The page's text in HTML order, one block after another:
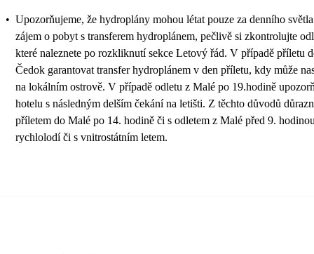
• Upozorňujeme, že hydroplány mohou létat pouze za denního
zájem o pobyt s transferem hydroplánem, pečlivě si zkontrolujte
které naleznete po rozkliknutí sekce Letový řád. V případě příletu
Čedok garantovat transfer hydroplánem v den příletu, kdy může
na lokálním ostrově. V případě odletu z Malé po 19.hodině
hotelu s následným delším čekání na letišti. Z těchto důvodů
příletem do Malé po 14. hodině či s odletem z Malé před 9.
rychlolodí či s vnitrostátním letem.